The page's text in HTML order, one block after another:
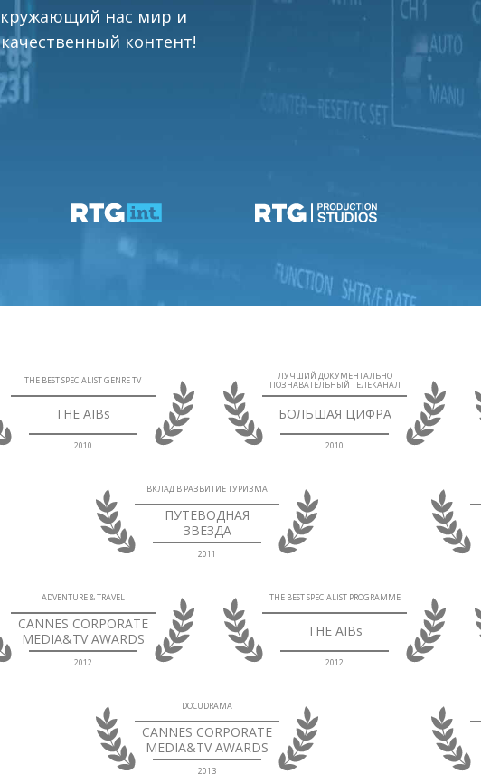
нас мир и
контент!
THE BEST SPECIALIST GENRE TV
THE AIBs
2010
ЛУЧШИЙ ДОКУМЕНТАЛЬНО
ПОЗНАВАТЕЛЬНЫЙ ТЕЛЕКАНАЛ
БОЛЬШАЯ ЦИФРА
2010
ВКЛАД В РАЗВИТИЕ ТУРИЗМА
ПУТЕВОДНАЯ
ЗВЕЗДА
2011
ADVENTURE & TRAVEL
CANNES CORPORATE
MEDIA&TV AWARDS
2012
THE BEST SPECIALIST PROGRAMME
THE AIBs
2012
DOCUDRAMA
CANNES CORPORATE
MEDIA&TV AWARDS
2013